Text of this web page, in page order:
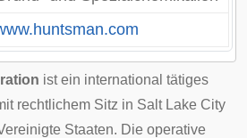
ist ein international tätiges
rechtlichem Sitz in Salt Lake City
Staaten. Die operative